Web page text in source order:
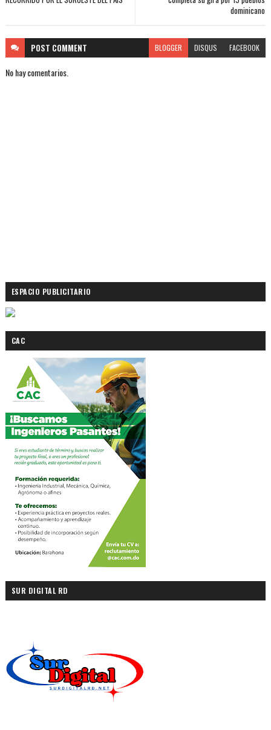
dominicano
POST COMMENT BLOGGER DISQUS FACEBOOK
No hay comentarios.
ESPACIO PUBLICITARIO
CAC
SUR DIGITAL RD